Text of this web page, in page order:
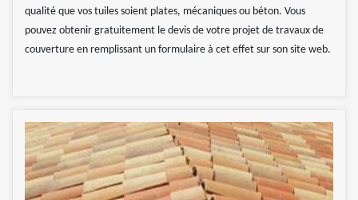
qualité que vos tuiles soient plates, mécaniques ou béton. Vous
pouvez obtenir gratuitement le devis de votre projet de travaux de
couverture en remplissant un formulaire à cet effet sur son site web.